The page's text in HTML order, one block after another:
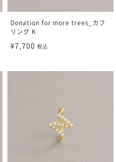
Donation for more trees_カフ
リング K
¥7,700 税込